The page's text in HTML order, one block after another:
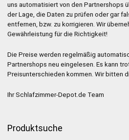
uns automatisiert von den Partnershops
der Lage, die Daten zu prüfen oder gar
entfernen, bzw. zu korrigieren. Wir
Gewährleistung für die Richtigkeit!
Die Preise werden regelmäßig
Partnershops neu eingelesen. Es kann
Preisunterschieden kommen. Wir bitten
Ihr Schlafzimmer-Depot.de Team
Produktsuche